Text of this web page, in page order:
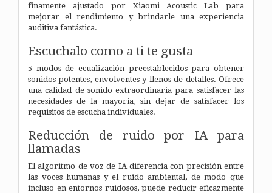
finamente ajustado por Xiaomi Acoustic Lab para
mejorar el rendimiento y brindarle una experiencia
auditiva fantástica.
Escuchalo como a ti te gusta
5 modos de ecualización preestablecidos para obtener
sonidos potentes, envolventes y llenos de detalles. Ofrece
una calidad de sonido extraordinaria para satisfacer las
necesidades de la mayoría, sin dejar de satisfacer los
requisitos de escucha individuales.
Reducción de ruido por IA para
llamadas
El algoritmo de voz de IA diferencia con precisión entre
las voces humanas y el ruido ambiental, de modo que
incluso en entornos ruidosos, puede reducir eficazmente